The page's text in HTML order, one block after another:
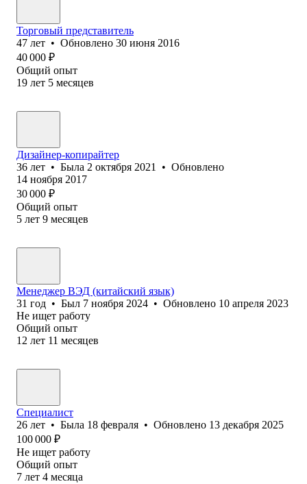
Торговый представитель
47 лет • Обновлено 30 июня 2016
40 000 ₽
Общий опыт
19 лет 5 месяцев
Дизайнер-копирайтер
36 лет • Была 2 октября 2021 • Обновлено
14 ноября 2017
30 000 ₽
Общий опыт
5 лет 9 месяцев
Менеджер ВЭД (китайский язык)
31 год • Был 7 ноября 2024 • Обновлено 10 апреля 2023
Не ищет работу
Общий опыт
12 лет 11 месяцев
Специалист
26 лет • Была 18 февраля • Обновлено 13 декабря 2025
100 000 ₽
Не ищет работу
Общий опыт
7 лет 4 месяца